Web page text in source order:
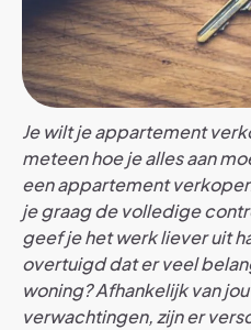
Je wilt je appartement
meteen hoe je alles aan
een appartement
je graag de volledige
geef je het werk liever uit
overtuigd dat er veel
woning? Afhankelijk van
verwachtingen, zijn er